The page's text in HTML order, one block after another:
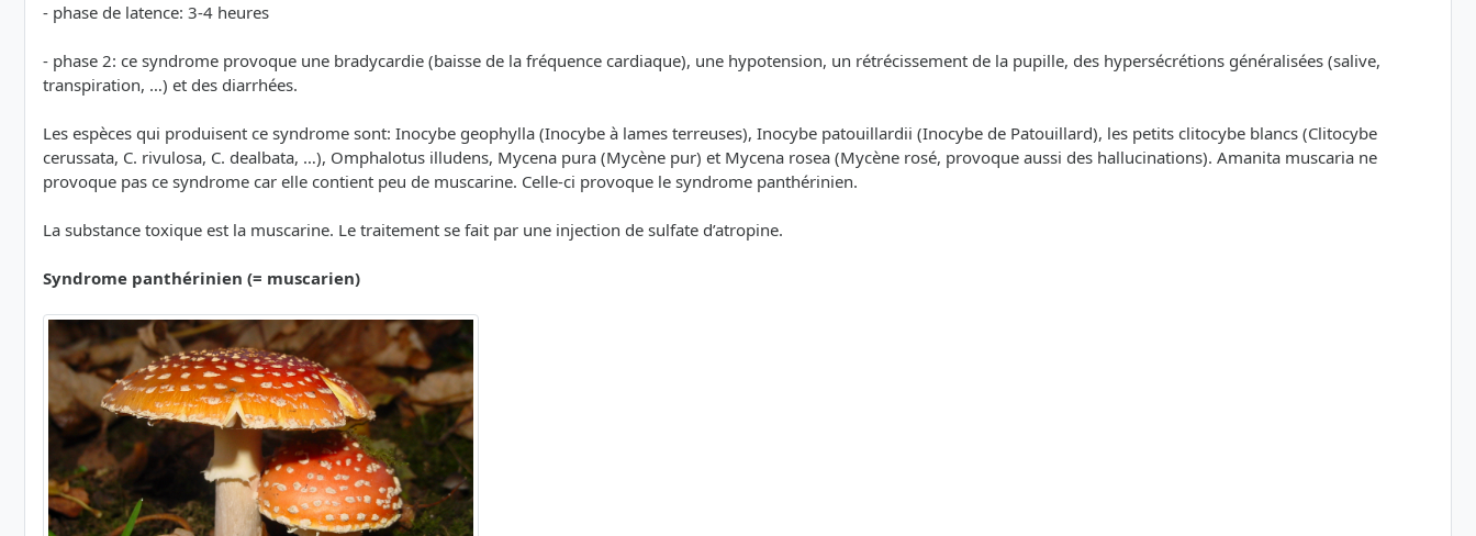
- phase de latence: 3-4 heures
- phase 2: ce syndrome provoque une bradycardie (baisse de la fréquence cardiaque), une hypotension, un rétrécissement de la pupille, des hypersécrétions généralisées (salive,
transpiration, …) et des diarrhées.
Les espèces qui produisent ce syndrome sont: Inocybe geophylla (Inocybe à lames terreuses), Inocybe patouillardii (Inocybe de Patouillard), les petits clitocybe blancs (Clitocybe
cerussata, C. rivulosa, C. dealbata, …), Omphalotus illudens, Mycena pura (Mycène pur) et Mycena rosea (Mycène rosé, provoque aussi des hallucinations). Amanita muscaria ne
provoque pas ce syndrome car elle contient peu de muscarine. Celle-ci provoque le syndrome panthérinien.
La substance toxique est la muscarine. Le traitement se fait par une injection de sulfate d’atropine.
Syndrome panthérinien (= muscarien)